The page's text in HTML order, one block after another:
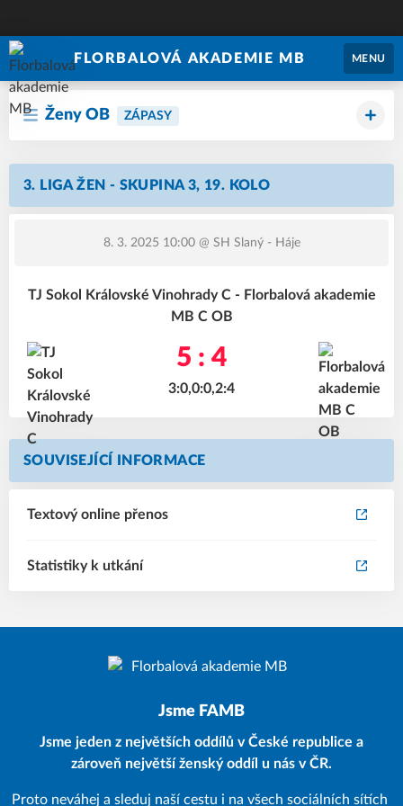
FLORBALOVÁ AKADEMIE MB MENU
Ženy OB ZÁPASY
3. LIGA ŽEN - SKUPINA 3, 19. KOLO
8. 3. 2025 10:00@ SH Slaný - Háje
TJ Sokol Královské Vinohrady C - Florbalová akademie
MB C OB
5 : 4
3:0,0:0,2:4
SOUVISEJÍCÍ INFORMACE
Textový online přenos
Statistiky k utkání
Jsme FAMB
Jsme jeden z největších oddílů v České republice a
zároveň největší ženský oddíl u nás v ČR.
Proto neváhej a sleduj naší cestu i na všech sociálních sítích